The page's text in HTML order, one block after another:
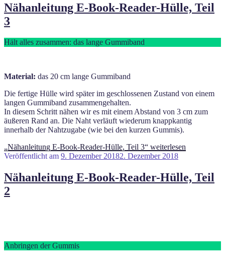
Nähanleitung E-Book-Reader-Hülle, Teil
3
Hält alles zusammen: das lange Gummiband
Material: das 20 cm lange Gummiband
Die fertige Hülle wird später im geschlossenen Zustand von einem
langen Gummiband zusammengehalten.
In diesem Schritt nähen wir es mit einem Abstand von 3 cm zum
äußeren Rand an. Die Naht verläuft wiederum knappkantig
innerhalb der Nahtzugabe (wie bei den kurzen Gummis).
„Nähanleitung E-Book-Reader-Hülle, Teil 3“ weiterlesen
Veröffentlicht am 9. Dezember 20182. Dezember 2018
Nähanleitung E-Book-Reader-Hülle, Teil
2
Anbringen der Gummis